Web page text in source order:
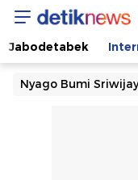
Jabodetabek
Nyago Bumi